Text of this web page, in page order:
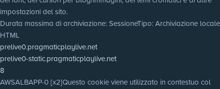
impostazioni del sito.
Durata massima di archiviazione: SessioneTipo: Archiviazione locale
HTML
prelive0.pragmaticplaylive.net
prelive0-static.pragmaticplaylive.net
8
AWSALBAPP-0 [x2]Questo cookie viene utilizzato in contestuo col